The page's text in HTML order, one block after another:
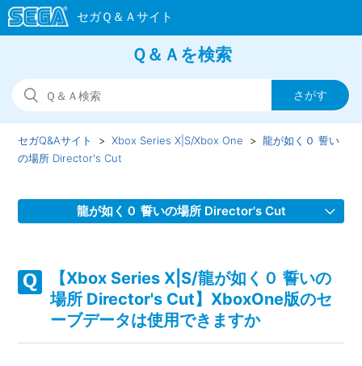
Ｑ＆Ａを検索
セガQ&Aサイト Xbox Series X|S/Xbox One
龍が如く０ 誓い
の場所 Director's Cut
龍が如く０ 誓いの場所 Director's Cut
装備品するとヒートゲージが溜まらなくなる等の効果をもつ
装備品はありますか
【Xbox Series X|S/龍が如く０ 誓いの場所 Director's Cut】
Steam版の問い合わせ先はどこですか
【Xbox Series X|S/龍が如く０ 誓いの
場所 Director's Cut】XboxOne版のセ
ーブデータは使用できますか